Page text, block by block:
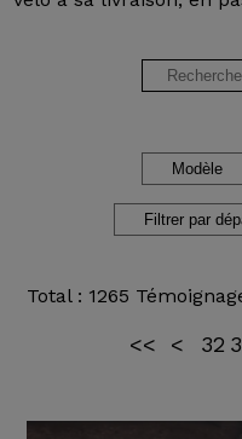
Total : 1265
<< < 32